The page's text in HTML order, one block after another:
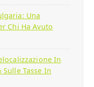
Una
Chi Ha Avuto
In
Tasse In